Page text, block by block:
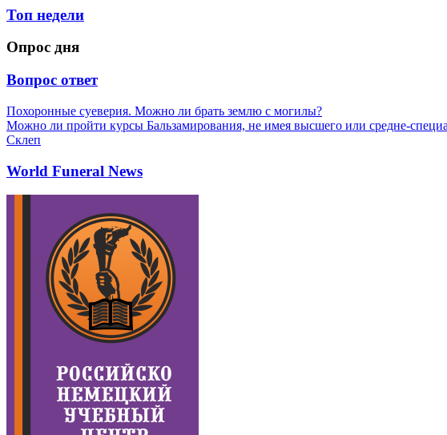
Топ недели
Опрос дня
Вопрос ответ
Похоронные суеверия. Можно ли брать землю с могилы?
Можно ли пройти курсы Бальзамирования, не имея высшего или средне-
Склеп
World Funeral News